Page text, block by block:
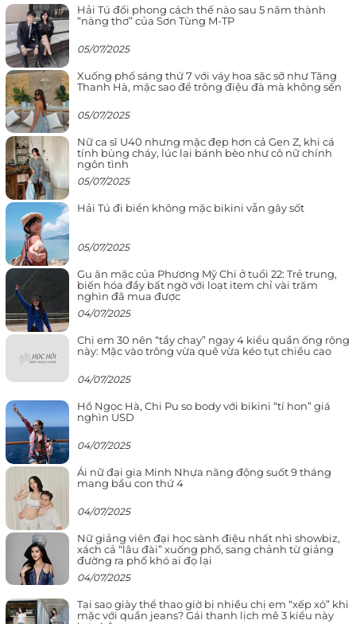
Hải Tú đổi phong cách thế nào sau 5 năm thành
“nàng thơ” của Sơn Tùng M-TP
05/07/2025
Xuống phố sáng thứ 7 với váy hoa sặc sỡ như Tăng
Thanh Hà, mặc sao để trông điệu đà mà không sến
05/07/2025
Nữ ca sĩ U40 nhưng mặc đẹp hơn cả Gen Z, khi cá
tính bùng cháy, lúc lại bánh bèo như cô nữ chính
ngôn tình
05/07/2025
Hải Tú đi biển không mặc bikini vẫn gây sốt
05/07/2025
Gu ăn mặc của Phương Mỹ Chi ở tuổi 22: Trẻ trung,
biến hóa đầy bất ngờ với loạt item chỉ vài trăm
nghìn đã mua được
04/07/2025
Chị em 30 nên “tẩy chay” ngay 4 kiểu quần ống rộng
này: Mặc vào trông vừa quê vừa kéo tụt chiều cao
04/07/2025
Hồ Ngọc Hà, Chi Pu so body với bikini “tí hon” giá
nghìn USD
04/07/2025
Ái nữ đại gia Minh Nhựa năng động suốt 9 tháng
mang bầu con thứ 4
04/07/2025
Nữ giảng viên đại học sành điệu nhất nhì showbiz,
xách cả “lâu đài” xuống phố, sang chảnh từ giảng
đường ra phố khó ai đọ lại
04/07/2025
Tại sao giày thể thao giờ bị nhiều chị em “xếp xó” khi
mặc với quần jeans? Gái thanh lịch mê 3 kiểu này